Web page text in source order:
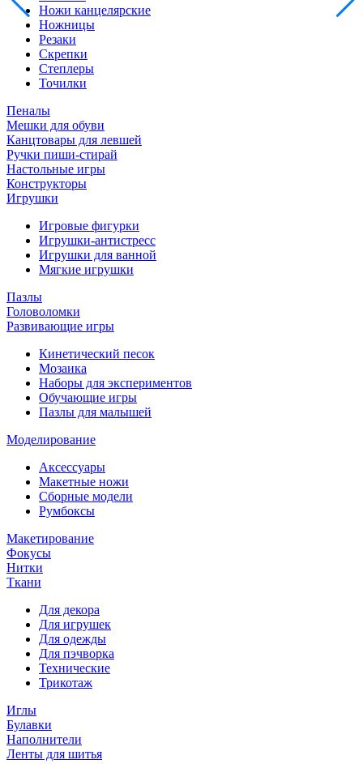
Ножи канцелярские
Ножницы
Резаки
Скрепки
Степлеры
Точилки
Пеналы
Мешки для обуви
Канцтовары для левшей
Ручки пиши-стирай
Настольные игры
Конструкторы
Игрушки
Игровые фигурки
Игрушки-антистресс
Игрушки для ванной
Мягкие игрушки
Пазлы
Головоломки
Развивающие игры
Кинетический песок
Мозаика
Наборы для экспериментов
Обучающие игры
Пазлы для малышей
Моделирование
Аксессуары
Макетные ножи
Сборные модели
Румбоксы
Макетирование
Фокусы
Нитки
Ткани
Для декора
Для игрушек
Для одежды
Для пэчворка
Технические
Трикотаж
Иглы
Булавки
Наполнители
Ленты для шитья